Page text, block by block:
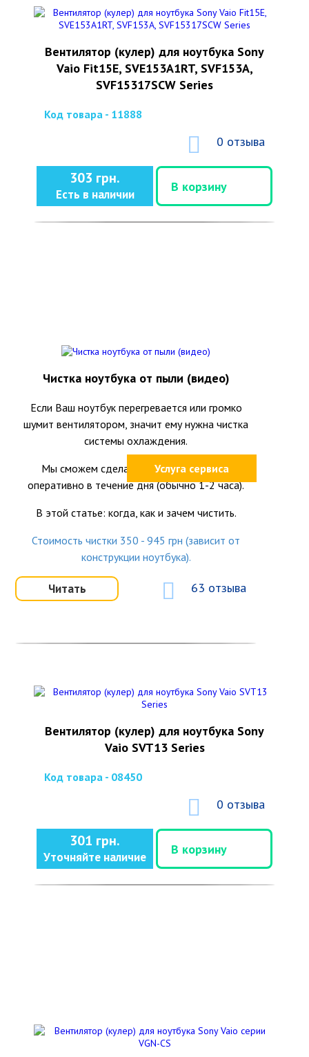
Вентилятор (кулер) для ноутбука Sony
Vaio Fit15E, SVE153A1RT, SVF153A,
SVF15317SCW Series
Код товара - 11888
0 отзыва
303 грн.
Есть в наличии
В корзину
Услуга сервиса
Чистка ноутбука от пыли (видео)
Если Ваш ноутбук перегревается или громко
шумит вентилятором, значит ему нужна чистка
системы охлаждения.
Мы сможем сделать это качественно и
оперативно в течение дня (обычно 1-2 часа).
В этой статье: когда, как и зачем чистить.
Стоимость чистки 350 - 945 грн (зависит от
конструкции ноутбука).
Читать 63 отзыва
Вентилятор (кулер) для ноутбука Sony
Vaio SVT13 Series
Код товара - 08450
0 отзыва
301 грн.
Уточняйте наличие
В корзину